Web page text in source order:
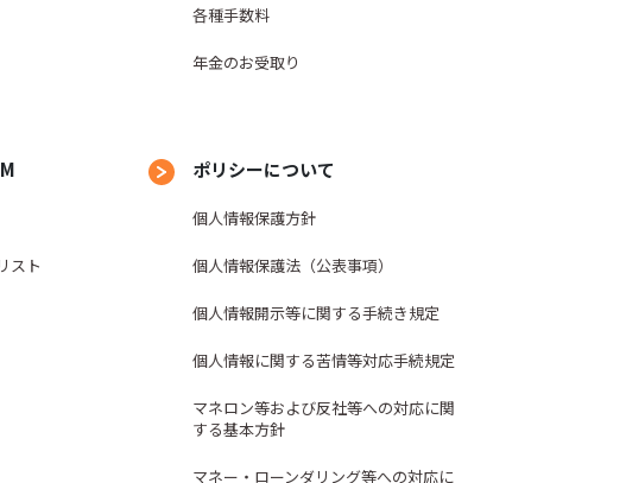
。）が登録されている場合には、組合がそれを
返済能力に関する情報については返済能力の調
信用情報機関を利用した場合、私は、その利用
及び⑦の通り一定期間登録され、同機関の加盟
れることに同意します。
②で、その他の個人信用情報機関は、同機関と
、各機関で行います（組合ではできませ
各種手数料
年金のお受取り
スト
ポリシーについて
個人情報保護方針
個人情報保護法（公表事項）
個人情報開示等に関する手続き規定
個人情報に関する苦情等対応手続規定
マネロン等および反社等への対応に関
する基本方針
マネー・ローンダリング等への対応に